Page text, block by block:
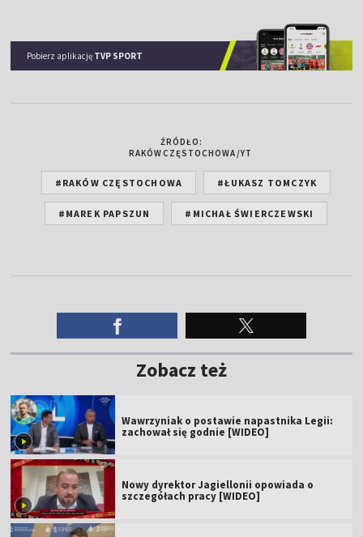
Pobierz aplikację TVP SPORT
ŹRÓDŁO:
RAKÓWCZĘSTOCHOWA/YT
#RAKÓW CZĘSTOCHOWA #ŁUKASZ TOMCZYK
#MAREK PAPSZUN #MICHAŁ ŚWIERCZEWSKI
Zobacz też
Wawrzyniak o postawie napastnika Legii:
zachował się godnie [WIDEO]
Nowy dyrektor Jagiellonii opowiada o
szczegółach pracy [WIDEO]